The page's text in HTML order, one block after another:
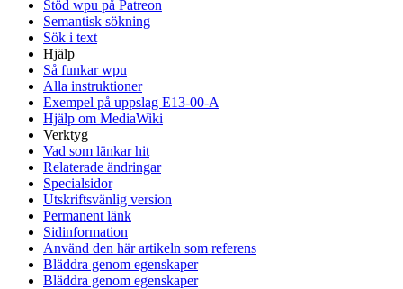
Stöd wpu på Patreon
Semantisk sökning
Sök i text
Hjälp
Så funkar wpu
Alla instruktioner
Exempel på uppslag E13-00-A
Hjälp om MediaWiki
Verktyg
Vad som länkar hit
Relaterade ändringar
Specialsidor
Utskriftsvänlig version
Permanent länk
Sidinformation
Använd den här artikeln som referens
Bläddra genom egenskaper
Bläddra genom egenskaper